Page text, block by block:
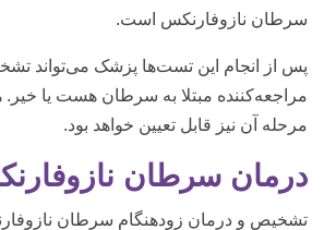
سرطان نازوفارنکس است.
پس از انجام این تست‌ها پزشک می‌تواند
مراجعه‌کننده مبتلا به سرطان هست یا
مرحله آن نیز قابل تعیین خواهد بود.
درمان سرطان
تشخیص و درمان زودهنگام سرطان